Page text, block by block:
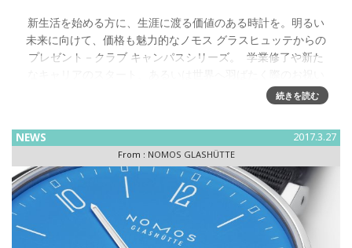
新生活を始める方に、生涯に渡る価値のある時計を。明るい
未来に向けて、価格も魅力的なノモス グラスヒュッテからの
プレゼント－クラブ キャンパスシリーズ。 学業修了や新た
続きを読む
NEWS 2017.3.27
From : NOMOS GLASHÜTTE